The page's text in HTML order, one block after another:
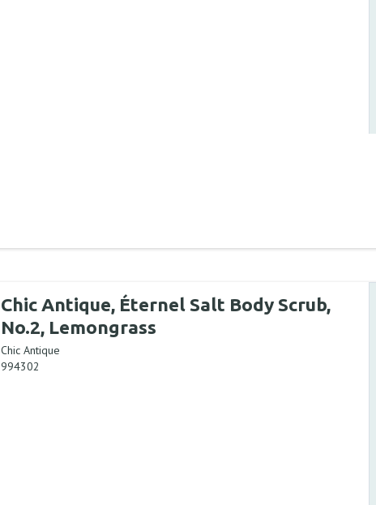
Chic Antique, Éternel Salt Body Scrub,
No.2, Lemongrass
Chic Antique
994302